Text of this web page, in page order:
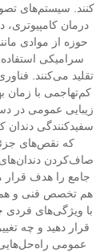
درمان
حوزه از موادی
سرامیکی
تقلید می‌کنند.
کم‌تهاجمی با زمان
زیبایی عمومی در
سفیدکنندگی
که نقص‌های
صاف‌کردن دندان‌های
جامع را هدف قرار
هم تخصص فنی و هم
با ویژگی‌های فردی
قرار دهید و چه
عمومی